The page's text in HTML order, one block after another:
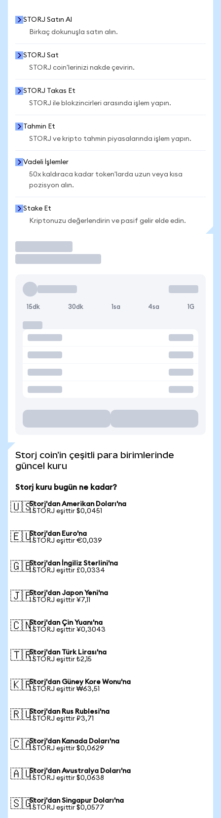
STORJ Satın Al
Birkaç dokunuşla satın alın.
STORJ Sat
STORJ coin'lerinizi nakde çevirin.
STORJ Takas Et
STORJ ile blokzincirleri arasında işlem yapın.
Tahmin Et
STORJ ve kripto tahmin piyasalarında işlem yapın.
Vadeli İşlemler
50x kaldıraca kadar token'larda uzun veya kısa
pozisyon alın.
Stake Et
Kriptonuzu değerlendirin ve pasif gelir elde edin.
15dk 30dk 1sa 4sa 1G
Storj coin'in çeşitli para birimlerinde
güncel kuru
Storj kuru bugün ne kadar?
🇺🇸Storj'dan Amerikan Doları'na
1 STORJ eşittir $0,0451
🇪🇺Storj'dan Euro'na
1 STORJ eşittir €0,039
🇬🇧Storj'dan İngiliz Sterlini'na
1 STORJ eşittir £0,0334
🇯🇵Storj'dan Japon Yeni'na
1 STORJ eşittir ¥7,11
🇨🇳Storj'dan Çin Yuanı'na
1 STORJ eşittir ¥0,3043
🇹🇷Storj'dan Türk Lirası'na
1 STORJ eşittir ₺2,15
🇰🇷Storj'dan Güney Kore Wonu'na
1 STORJ eşittir ₩63,51
🇷🇺Storj'dan Rus Rublesi'na
1 STORJ eşittir ₽3,71
🇨🇦Storj'dan Kanada Doları'na
1 STORJ eşittir $0,0629
🇦🇺Storj'dan Avustralya Doları'na
1 STORJ eşittir $0,0638
🇸🇬Storj'dan Singapur Doları'na
1 STORJ eşittir $0,0577